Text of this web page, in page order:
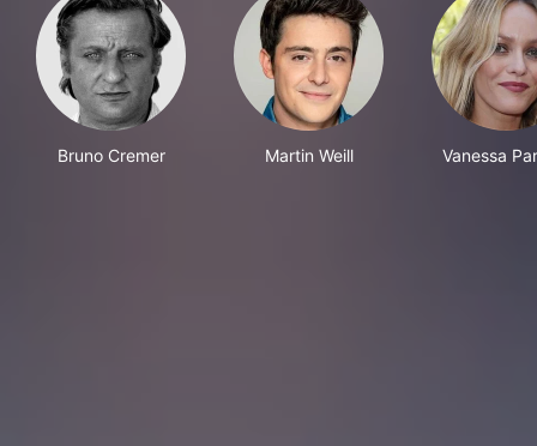
Bruno Cremer Martin Weill Vanessa